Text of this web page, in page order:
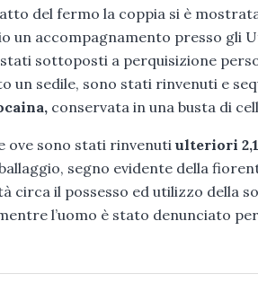
del fermo la coppia si è
un accompagnamento presso gli
sottoposti a perquisizione
un sedile, sono stati rinvenuti e
conservata in una busta di
ove sono stati rinvenuti ulteriori
segno evidente della
circa il possesso ed utilizzo della
l’uomo è stato denunciato